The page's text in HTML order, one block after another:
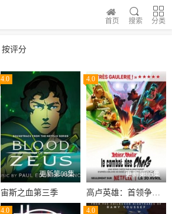
分类
搜索
首页
按评分
4.0
更新第08集
宙斯之血第三季
4.0
更新第05集
高卢英雄：首领争夺战
4.0 4.0